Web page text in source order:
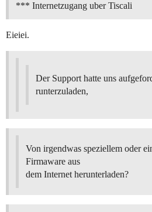
*** Internetzugang uber Tiscali
Eieiei.
Der Support hatte uns
runterzuladen,
Von irgendwas speziellem oder
Firmaware aus
dem Internet herunterladen?